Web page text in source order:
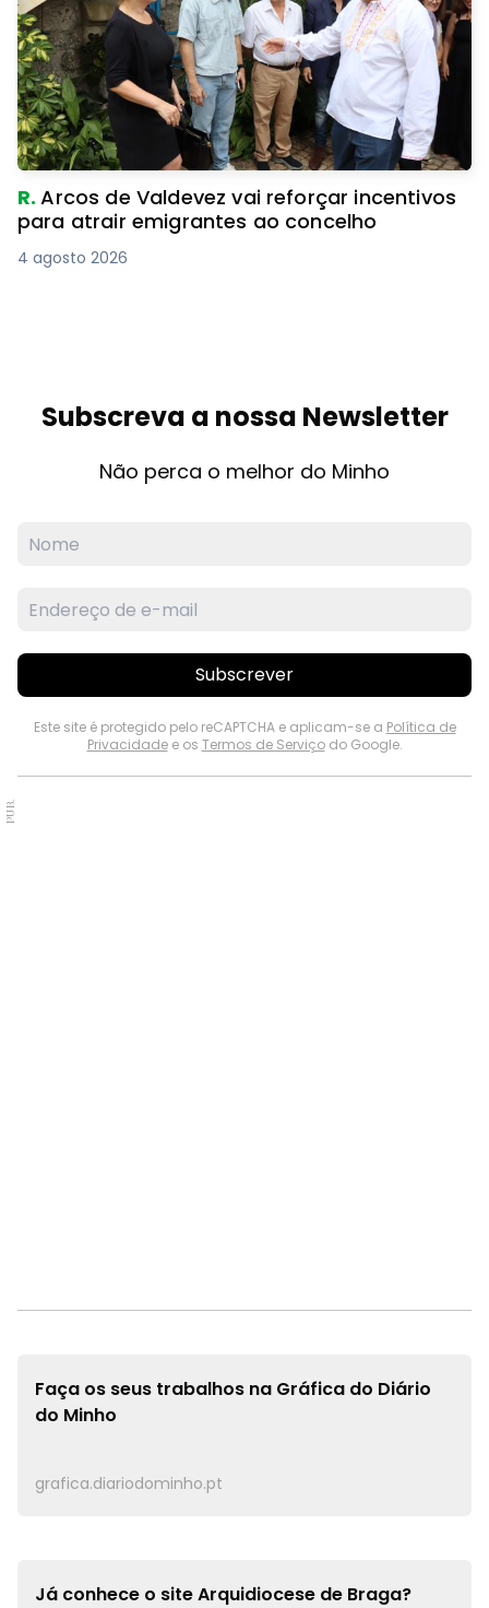
R.Arcos de Valdevez vai reforçar incentivos
para atrair emigrantes ao concelho
4 agosto 2026
Subscreva a nossa Newsletter
Não perca o melhor do Minho
Subscrever
Este site é protegido pelo reCAPTCHA e aplicam-se a Política de
Privacidadee os Termos de Serviçodo Google.
PUB.
Faça os seus trabalhos na Gráfica do Diário
do Minho
grafica.diariodominho.pt
Já conhece o siteArquidiocese de Braga?